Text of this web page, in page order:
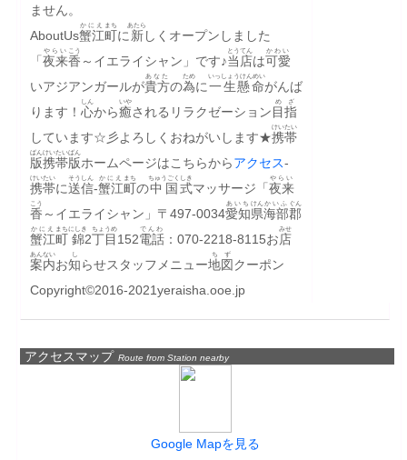
ません。
AboutUs蟹江
かにえ
町
まち
に 新
あたら
しくオープンしました
「 夜来
やらい
香
こう
～イエライシャン」です♪当店
とうてん
は可愛
かわい
いアジアンガールが貴方
あなた
の為
ため
に一生懸命
いっしょうけんめい
がんば
ります！ 心
しん
から癒
いや
されるリラクゼーション目指
めざ
しています☆彡よろしくおねがいします★携帯
けいたい
版
ばん
携帯
けいたい
版
ばん
ホームページはこちらからアクセス-
携帯
けいたい
に送信
そうしん
-蟹江
かにえ
町
まち
の中国
ちゅうごく
式
しき
マッサージ「 夜来
やらい
香
こう
～イエライシャン」〒497-0034愛知
あいち
県
けん
海部
かいふ
郡
ぐん
蟹江
かにえ
町
まち
錦
にしき
2丁目
ちょうめ
152電話
でんわ
：070-2218-8115お店
みせ
案内
あんない
お知
し
らせスタッフメニュー地図
ちず
クーポン
Copyright©2016-2021yeraisha.ooe.jp
アクセスマップ Route from Station nearby
Google Mapを見る